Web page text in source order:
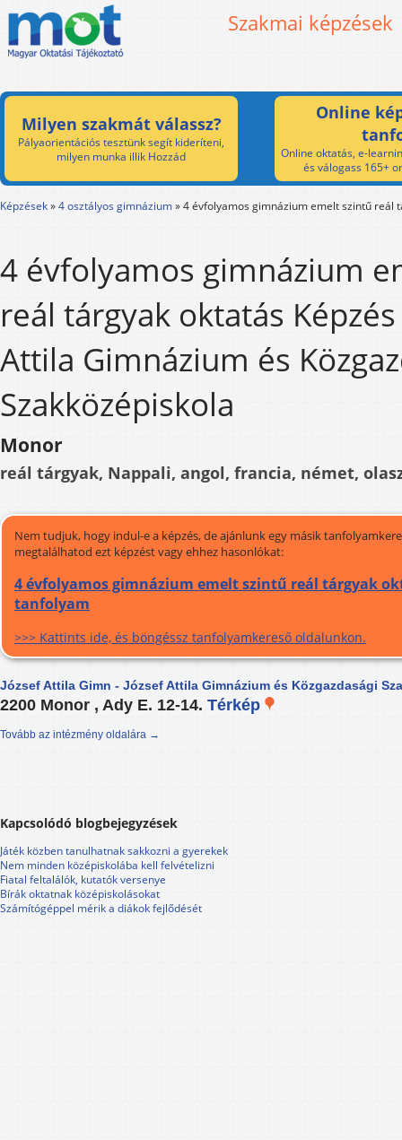
Szakmai képzések
Milyen szakmát válassz?
Pályaorientációs tesztünk segít kideríteni,
milyen munka illik Hozzád
Online
Online oktatás, e-
és válogass 165+
Képzések»4 osztályos gimnázium»4 évfolyamos gimnázium emelt szintű reál
4 évfolyamos gimnázium
reál tárgyak oktatás Képzés
Attila Gimnázium és
Szakközépiskola
Monor
reál tárgyak, Nappali, angol, francia, német,
Nem tudjuk, hogy indul-e a képzés, de ajánlunk egy másik
megtalálhatod ezt képzést vagy ehhez hasonlókat:
4 évfolyamos gimnázium emelt szintű reál tárgyak
tanfolyam
>>> Kattints ide, és böngéssz tanfolyamkereső oldalunkon.
József Attila Gimn - József Attila Gimnázium és Közgazdasági
2200 Monor , Ady E. 12-14. Térkép
Tovább az intézmény oldalára →
Kapcsolódó blogbejegyzések
Játék közben tanulhatnak sakkozni a gyerekek
Nem minden középiskolába kell felvételizni
Fiatal feltalálók, kutatók versenye
Bírák oktatnak középiskolásokat
Számítógéppel mérik a diákok fejlődését